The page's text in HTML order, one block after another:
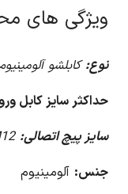
ویژگی های
نوع:کابلشو
حداکثر سایز کابل
سایز پیچ اتصالی: M12
جنس: آلومینیوم